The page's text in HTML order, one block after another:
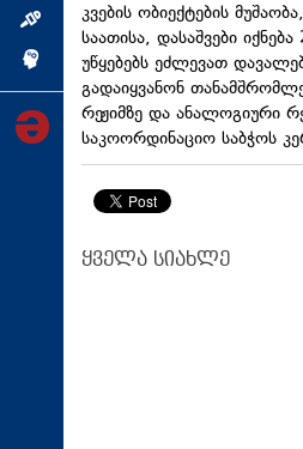
ინტერვიუ
ინქვიზიცია
კვების ობიექტების
საათისა, დასაშვები
უწყებებს ეძლევათ
გადაიყვანონ
რეჟიმზე და ანალოგიური
საკოორდინაციო საბჭოს
ყველა სიახლე